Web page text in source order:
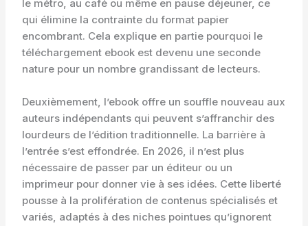
le métro, au café ou même en pause déjeuner, ce
qui élimine la contrainte du format papier
encombrant. Cela explique en partie pourquoi le
téléchargement ebook est devenu une seconde
nature pour un nombre grandissant de lecteurs.
Deuxièmement, l’ebook offre un souffle nouveau aux
auteurs indépendants qui peuvent s’affranchir des
lourdeurs de l’édition traditionnelle. La barrière à
l’entrée s’est effondrée. En 2026, il n’est plus
nécessaire de passer par un éditeur ou un
imprimeur pour donner vie à ses idées. Cette liberté
pousse à la prolifération de contenus spécialisés et
variés, adaptés à des niches pointues qu’ignorent